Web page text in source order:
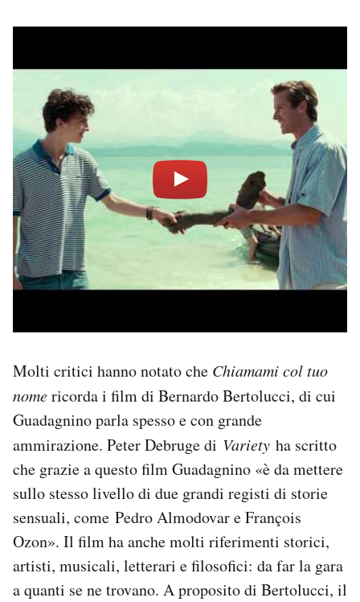
Molti critici hanno notato che Chiamami col tuo
nomericorda i film di Bernardo Bertolucci, di cui
Guadagnino parla spesso e con grande
ammirazione. Peter Debruge di Variety ha scritto
che grazie a questo film Guadagnino «è da mettere
sullo stesso livello di due grandi registi di storie
sensuali, come Pedro Almodovar e François
Ozon». Il film ha anche molti riferimenti storici,
artisti, musicali, letterari e filosofici: da far la gara
a quanti se ne trovano. A proposito di Bertolucci, il